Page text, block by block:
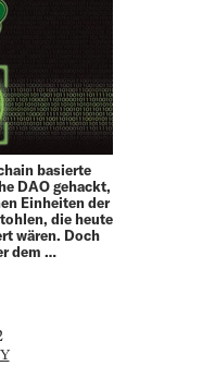
basierte
DAO gehackt,
Einheiten der
die heute
wären. Doch
dem …